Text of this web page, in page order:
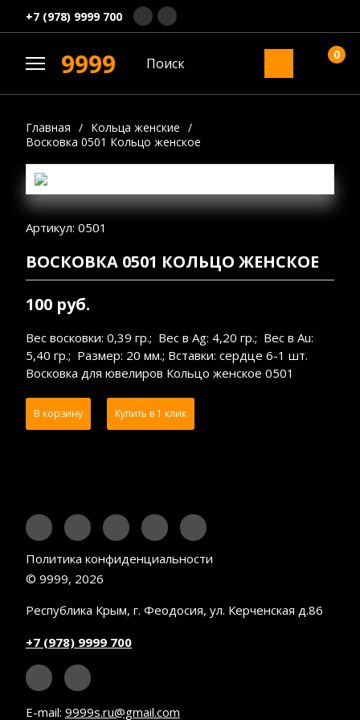
+7 (978) 9999 700
9999 0
Главная / Кольца женские /
Восковка 0501 Кольцо женское
Артикул: 0501
ВОСКОВКА 0501 КОЛЬЦО ЖЕНСКОЕ
100 руб.
Вес восковки: 0,39 гр.; Вес в Ag: 4,20 гр.; Вес в Au:
5,40 гр.; Размер: 20 мм.; Вставки: сердце 6-1 шт.
Восковка для ювелиров Кольцо женское 0501
В корзину Купить в 1 клик
Политика конфиденциальности
© 9999, 2026
Республика Крым, г. Феодосия, ул. Керченская д.86
+7 (978) 9999 700
E-mail: 9999s.ru@gmail.com